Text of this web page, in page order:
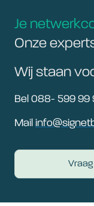
Je
Onze
Wij staan
Bel 088- 599 99
Mail